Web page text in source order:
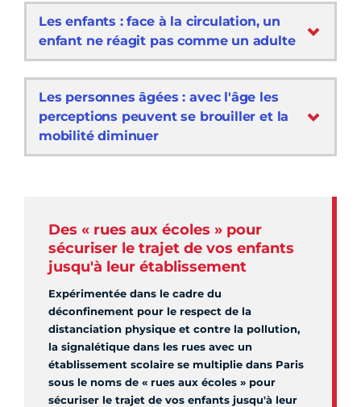
Les enfants : face à la circulation, un
enfant ne réagit pas comme un adulte
Les personnes âgées : avec l'âge les
perceptions peuvent se brouiller et la
mobilité diminuer
Des « rues aux écoles » pour
sécuriser le trajet de vos enfants
jusqu'à leur établissement
Expérimentée dans le cadre du
déconfinement pour le respect de la
distanciation physique et contre la pollution,
la signalétique dans les rues avec un
établissement scolaire se multiplie dans Paris
sous le noms de « rues aux écoles » pour
sécuriser le trajet de vos enfants jusqu'à leur